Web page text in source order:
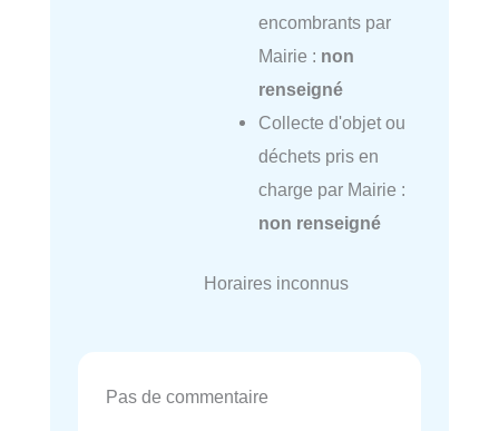
encombrants par
Mairie : non
renseigné
Collecte d'objet ou
déchets pris en
charge par Mairie :
non renseigné
Horaires inconnus
Pas de commentaire